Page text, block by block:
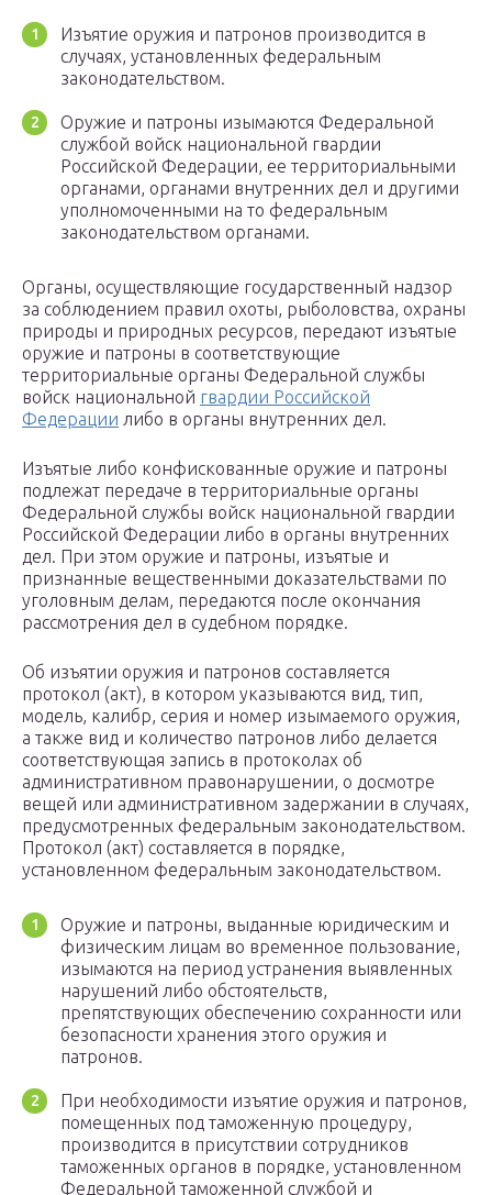
Изъятие оружия и патронов производится в
случаях, установленных федеральным
законодательством.
Оружие и патроны изымаются Федеральной
службой войск национальной гвардии
Российской Федерации, ее территориальными
органами, органами внутренних дел и другими
уполномоченными на то федеральным
законодательством органами.
Органы, осуществляющие государственный надзор
за соблюдением правил охоты, рыболовства, охраны
природы и природных ресурсов, передают изъятые
оружие и патроны в соответствующие
территориальные органы Федеральной службы
войск национальной гвардии Российской
Федерации либо в органы внутренних дел.
Изъятые либо конфискованные оружие и патроны
подлежат передаче в территориальные органы
Федеральной службы войск национальной гвардии
Российской Федерации либо в органы внутренних
дел. При этом оружие и патроны, изъятые и
признанные вещественными доказательствами по
уголовным делам, передаются после окончания
рассмотрения дел в судебном порядке.
Об изъятии оружия и патронов составляется
протокол (акт), в котором указываются вид, тип,
модель, калибр, серия и номер изымаемого оружия,
а также вид и количество патронов либо делается
соответствующая запись в протоколах об
административном правонарушении, о досмотре
вещей или административном задержании в случаях,
предусмотренных федеральным законодательством.
Протокол (акт) составляется в порядке,
установленном федеральным законодательством.
Оружие и патроны, выданные юридическим и
физическим лицам во временное пользование,
изымаются на период устранения выявленных
нарушений либо обстоятельств,
препятствующих обеспечению сохранности или
безопасности хранения этого оружия и
патронов.
При необходимости изъятие оружия и патронов,
помещенных под таможенную процедуру,
производится в присутствии сотрудников
таможенных органов в порядке, установленном
Федеральной таможенной службой и